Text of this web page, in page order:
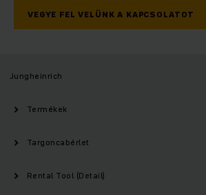
VEGYE FEL VELÜNK A KAPCSOLATOT
Jungheinrich
Termékek
Targoncabérlet
Rental Tool (Detail)